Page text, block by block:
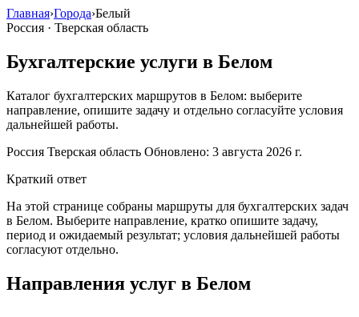
Главная›Города›Белый
Россия · Тверская область
Бухгалтерские услуги в Белом
Каталог бухгалтерских маршрутов в Белом: выберите
направление, опишите задачу и отдельно согласуйте условия
дальнейшей работы.
Россия Тверская область Обновлено: 3 августа 2026 г.
Краткий ответ
На этой странице собраны маршруты для бухгалтерских задач
в Белом. Выберите направление, кратко опишите задачу,
период и ожидаемый результат; условия дальнейшей работы
согласуют отдельно.
Направления услуг в Белом